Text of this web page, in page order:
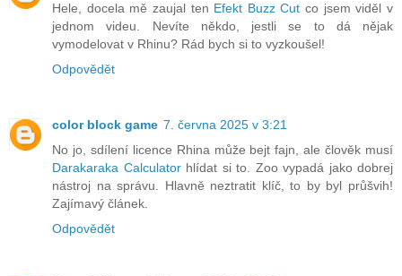
Hele, docela mě zaujal ten Efekt Buzz Cut co jsem viděl v
jednom videu. Nevíte někdo, jestli se to dá nějak
vymodelovat v Rhinu? Rád bych si to vyzkoušel!
Odpovědět
color block game 7. června 2025 v 3:21
No jo, sdílení licence Rhina může bejt fajn, ale člověk musí
Darakaraka Calculatorhlídat si to. Zoo vypadá jako dobrej
nástroj na správu. Hlavně neztratit klíč, to by byl průšvih!
Zajímavý článek.
Odpovědět